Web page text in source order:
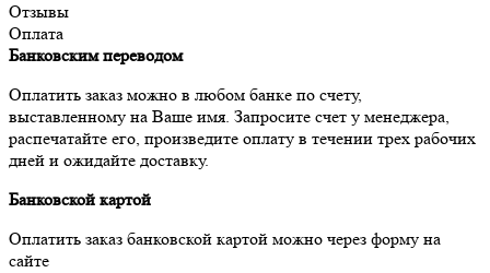
Отзывы
Оплата
Банковским переводом
Оплатить заказ можно в любом банке по счету,
выставленному на Ваше имя. Запросите счет у менеджера,
распечатайте его, произведите оплату в течении трех рабочих
дней и ожидайте доставку.
Банковской картой
Оплатить заказ банковской картой можно через форму на
сайте